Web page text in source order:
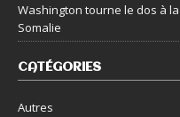
Washington tourne le dos à
Somalie
CATÉGORIES
Autres